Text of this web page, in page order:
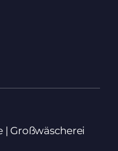
| Großwäscherei